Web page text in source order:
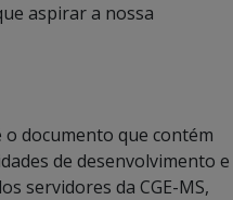
aspirar a nossa
o documento que contém
de desenvolvimento e
servidores da CGE-MS,